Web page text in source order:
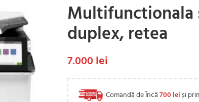
Multifunctionala
duplex, retea
7.000lei
Comandă de Încă700 leiși